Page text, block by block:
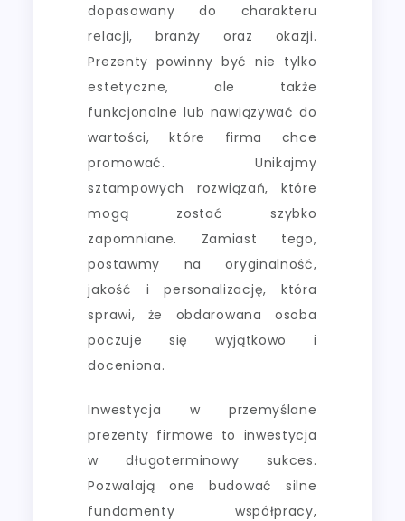
dopasowany do charakteru
relacji, branży oraz okazji.
Prezenty powinny być nie tylko
estetyczne, ale także
funkcjonalne lub nawiązywać do
wartości, które firma chce
promować. Unikajmy
sztampowych rozwiązań, które
mogą zostać szybko
zapomniane. Zamiast tego,
postawmy na oryginalność,
jakość i personalizację, która
sprawi, że obdarowana osoba
poczuje się wyjątkowo i
doceniona.
Inwestycja w przemyślane
prezenty firmowe to inwestycja
w długoterminowy sukces.
Pozwalają one budować silne
fundamenty współpracy,